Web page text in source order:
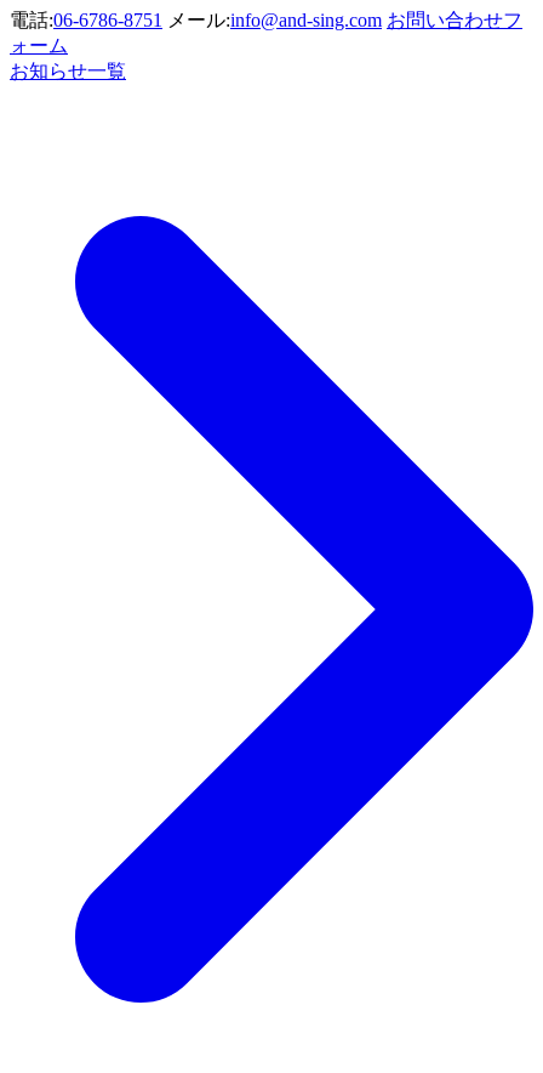
電話:06-6786-8751 メール:info@and-sing.com お問い合わせフ
ォーム
お知らせ一覧